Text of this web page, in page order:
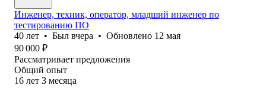
Инженер, техник, оператор, младший инженер по
тестированию ПО
40 лет • Был вчера • Обновлено 12 мая
90 000 ₽
Рассматривает предложения
Общий опыт
16 лет 3 месяца